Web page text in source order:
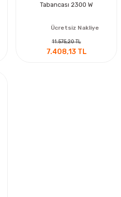
Tabancası 2300 W
Ücretsiz Nakliye
11.575,20 TL
7.408,13 TL